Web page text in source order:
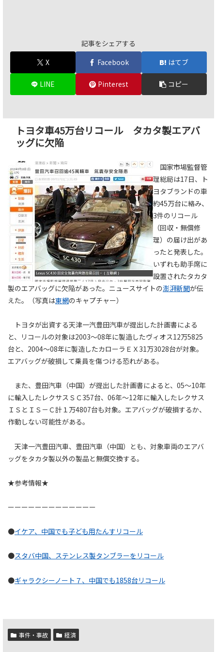
記事をシェアする
X
Facebook はてブ
LINE Pinterest コピー
トヨタ車45万台リコール タカタ製エアバ
ッグに欠陥
国家市場監督管
理総局は17日、ト
ヨタブランドの車
約45万台に絡み、
3件のリコール
（回収・無償修
理）の届け出があ
ったと発表した。
いずれも助手席に
設置されたタカタ
製のエアバッグに欠陥があった。ニュースサイトの澎湃新聞が伝
えた。（写真は東網のキャプチャー）
トヨタが出資する天津一汽豊田汽車が提出した計画書による
と、リコールの対象は2003～08年に製造したヴィオス12万5825
台と、2004～08年に製造したカローラＥＸ31万3028台が対象。
エアバッグが破損して乗員を傷つける恐れがある。
また、豊田汽車（中国）が提出した計画書によると、05～10年
に輸入したレクサスＳＣ357台、06年～12年に輸入したレクサス
ＩＳとＩＳ－Ｃ計１万4807台も対象。エアバッグが破損するか、
作動しない可能性がある。
天津一汽豊田汽車、豊田汽車（中国）とも、対象車両のエアバ
ッグをタカタ製以外の製品と無償交換する。
★参考情報★
ーーーーーーーーーーーーー
●イケア、中国でも子ども用たんすリコール
●スタバ中国、ステンレス製タンブラーをリコール
●ギャラクシーノート７、中国でも1858台リコール
事件・事故 経済